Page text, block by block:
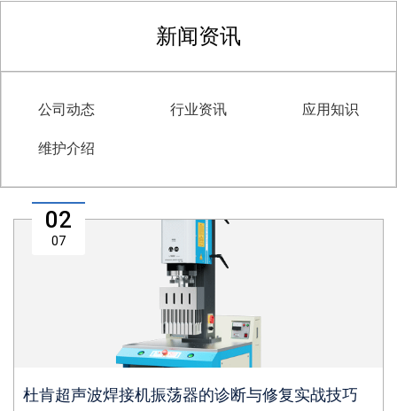
新闻资讯
公司动态 行业资讯 应用知识
维护介绍
02
07
杜肯超声波焊接机振荡器的诊断与修复实战技巧